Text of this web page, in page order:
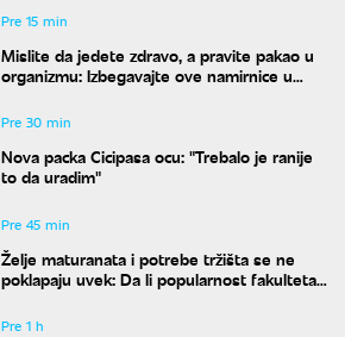
Pre 15 min
Mislite da jedete zdravo, a pravite pakao u
organizmu: Izbegavajte ove namirnice u
nestabilan
Pre 30 min
Nova packa Cicipasa ocu: "Trebalo je ranije
to da uradim"
Pre 45 min
Želje maturanata i potrebe tržišta se ne
poklapaju uvek: Da li popularnost fakulteta
Pre 1 h